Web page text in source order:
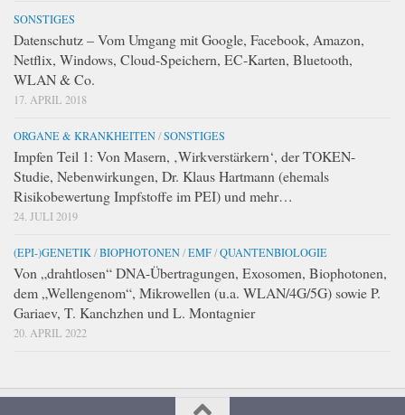
SONSTIGES
Datenschutz – Vom Umgang mit Google, Facebook, Amazon,
Netflix, Windows, Cloud-Speichern, EC-Karten, Bluetooth,
WLAN & Co.
17. APRIL 2018
ORGANE & KRANKHEITEN/SONSTIGES
Impfen Teil 1: Von Masern, ‚Wirkverstärkern‘, der TOKEN-
Studie, Nebenwirkungen, Dr. Klaus Hartmann (ehemals
Risikobewertung Impfstoffe im PEI) und mehr…
24. JULI 2019
(EPI-)GENETIK /BIOPHOTONEN/EMF/QUANTENBIOLOGIE
Von „drahtlosen“ DNA-Übertragungen, Exosomen, Biophotonen,
dem „Wellengenom“, Mikrowellen (u.a. WLAN/4G/5G) sowie P.
Gariaev, T. Kanchzhen und L. Montagnier
20. APRIL 2022